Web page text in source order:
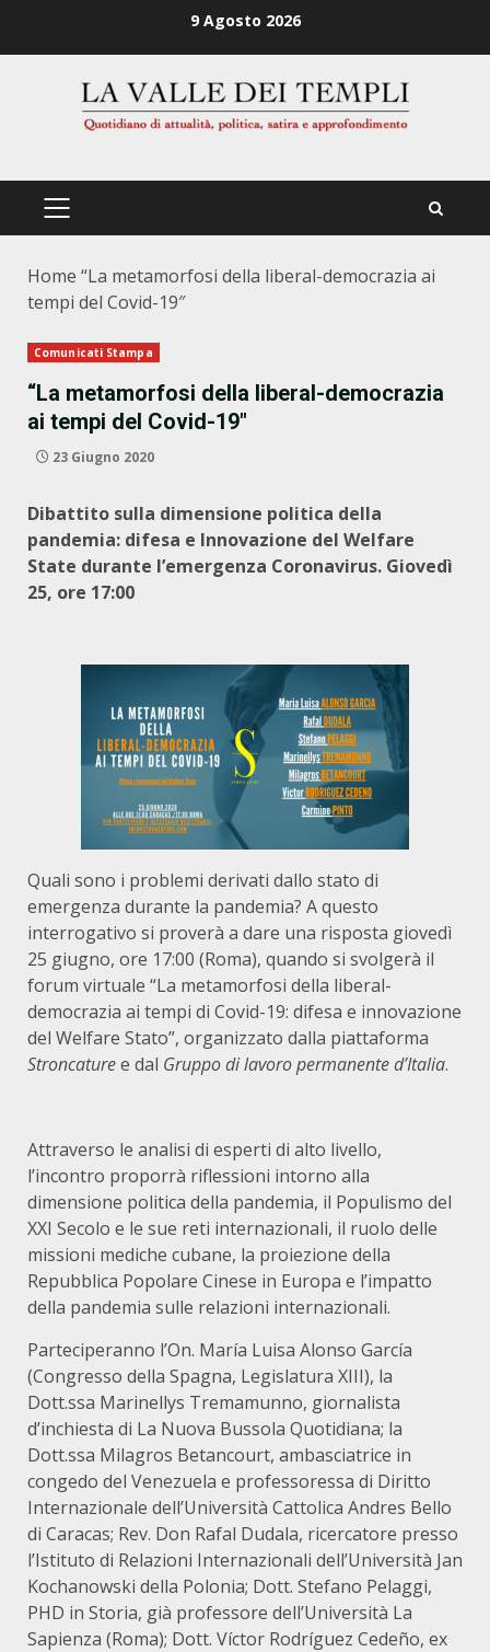
9 Agosto 2026
PRIMÄRES
Home “La metamorfosi della liberal-democrazia ai
tempi del Covid-19″
Comunicati Stampa
“La metamorfosi della liberal-democrazia
ai tempi del Covid-19″
23 Giugno 2020
Dibattito sulla dimensione politica della
pandemia: difesa e Innovazione del Welfare
State durante l’emergenza Coronavirus. Giovedì
25, ore 17:00
Quali sono i problemi derivati dallo stato di
emergenza durante la pandemia? A questo
interrogativo si proverà a dare una risposta giovedì
25 giugno, ore 17:00 (Roma), quando si svolgerà il
forum virtuale “La metamorfosi della liberal-
democrazia ai tempi di Covid-19: difesa e innovazione
del Welfare Stato”, organizzato dalla piattaforma
Stroncaturee dal Gruppo di lavoro permanente d’Italia.
Attraverso le analisi di esperti di alto livello,
l’incontro proporrà riflessioni intorno alla
dimensione politica della pandemia, il Populismo del
XXI Secolo e le sue reti internazionali, il ruolo delle
missioni mediche cubane, la proiezione della
Repubblica Popolare Cinese in Europa e l’impatto
della pandemia sulle relazioni internazionali.
Parteciperanno l’On. María Luisa Alonso García
(Congresso della Spagna, Legislatura XIII), la
Dott.ssa Marinellys Tremamunno, giornalista
d’inchiesta di La Nuova Bussola Quotidiana; la
Dott.ssa Milagros Betancourt, ambasciatrice in
congedo del Venezuela e professoressa di Diritto
Internazionale dell’Università Cattolica Andres Bello
di Caracas; Rev. Don Rafal Dudala, ricercatore presso
l’Istituto di Relazioni Internazionali dell’Università Jan
Kochanowski della Polonia; Dott. Stefano Pelaggi,
PHD in Storia, già professore dell’Università La
Sapienza (Roma); Dott. Víctor Rodríguez Cedeño, ex